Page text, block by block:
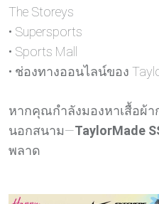
The Storeys
• Supersports
• Sports Mall
• ช่องทางออนไลน์ของ
หากคุณกำลังมองหาเสื้อผ้
นอกสนาม—TaylorMade
พลาด